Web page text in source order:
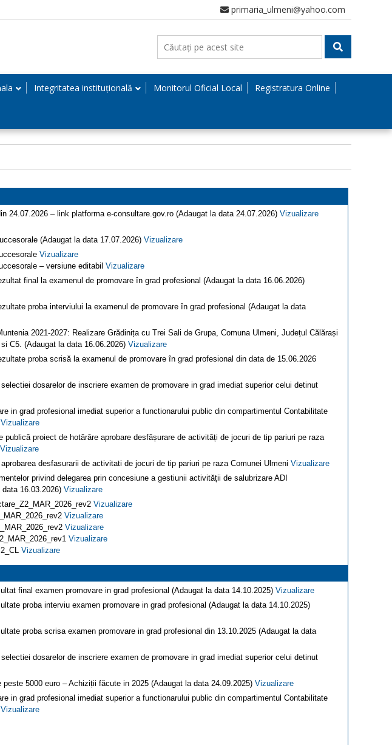
primaria_ulmeni@yahoo.com
Integritatea instituțională Monitorul Oficial Local Registratura Online
24.07.2026 – link platforma e-consultare.gov.ro (Adaugat la data 24.07.2026) Vizualizare
(Adaugat la data 17.07.2026) Vizualizare
Vizualizare
– versiune editabil Vizualizare
final la examenul de promovare în grad profesional (Adaugat la data 16.06.2026)
proba interviului la examenul de promovare în grad profesional (Adaugat la data
2021-2027: Realizare Grădinița cu Trei Sali de Grupa, Comuna Ulmeni, Județul Călărași
C5. (Adaugat la data 16.06.2026) Vizualizare
proba scrisă la examenul de promovare în grad profesional din data de 15.06.2026
dosarelor de inscriere examen de promovare in grad imediat superior celui detinut
in grad profesional imediat superior a functionarului public din compartimentul Contabilitate
Vizualizare
publică proiect de hotărâre aprobare desfășurare de activități de jocuri de tip pariuri pe raza
Vizualizare
desfasurarii de activitati de jocuri de tip pariuri pe raza Comunei Ulmeni Vizualizare
privind delegarea prin concesiune a gestiunii activității de salubrizare ADI
16.03.2026) Vizualizare
Vizualizare
Vizualizare
Vizualizare
Vizualizare
Vizualizare
final examen promovare in grad profesional (Adaugat la data 14.10.2025) Vizualizare
proba interviu examen promovare in grad profesional (Adaugat la data 14.10.2025)
proba scrisa examen promovare in grad profesional din 13.10.2025 (Adaugat la data
dosarelor de inscriere examen de promovare in grad imediat superior celui detinut
5000 euro – Achiziții făcute in 2025 (Adaugat la data 24.09.2025) Vizualizare
in grad profesional imediat superior a functionarului public din compartimentul Contabilitate
Vizualizare